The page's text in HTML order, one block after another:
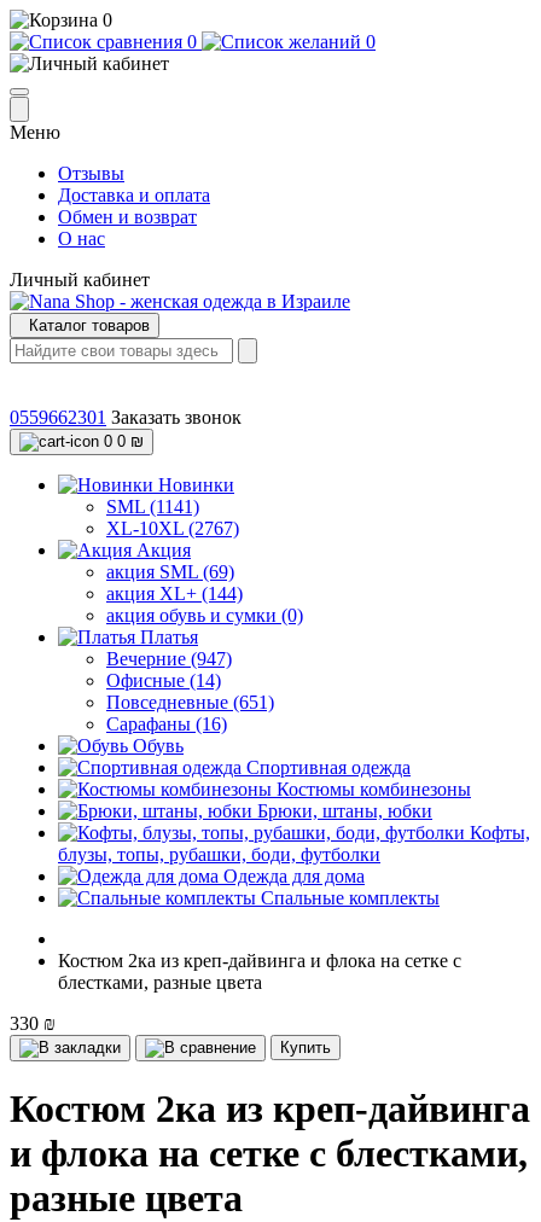
0
0
0
Меню
Отзывы
Доставка и оплата
Обмен и возврат
О нас
Личный кабинет
Каталог товаров
0559662301 Заказать звонок
0 0 ₪
Новинки
SML (1141)
XL-10XL (2767)
Акция
акция SML (69)
акция XL+ (144)
акция обувь и сумки (0)
Платья
Вечерние (947)
Офисные (14)
Повседневные (651)
Сарафаны (16)
Обувь
Спортивная одежда
Костюмы комбинезоны
Брюки, штаны, юбки
Кофты,
блузы, топы, рубашки, боди, футболки
Одежда для дома
Спальные комплекты
Костюм 2ка из креп-дайвинга и флока на сетке с
блестками, разные цвета
330 ₪
Купить
Костюм 2ка из креп-дайвинга
и флока на сетке с блестками,
разные цвета